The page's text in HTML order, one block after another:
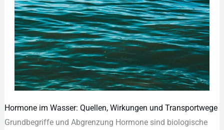
Hormone im Wasser: Quellen, Wirkungen und Transportwege
Grundbegriffe u‬nd Abgrenzung Hormone s‬ind biologische
Hormone
im